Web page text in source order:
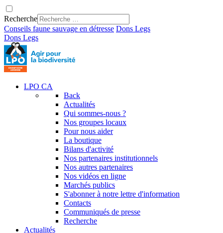
Recherche
Conseils faune sauvage en détresse Dons Legs
Dons Legs
LPO CA
Back
Actualités
Qui sommes-nous ?
Nos groupes locaux
Pour nous aider
La boutique
Bilans d'activité
Nos partenaires institutionnels
Nos autres partenaires
Nos vidéos en ligne
Marchés publics
S'abonner à notre lettre d'information
Contacts
Communiqués de presse
Recherche
Actualités